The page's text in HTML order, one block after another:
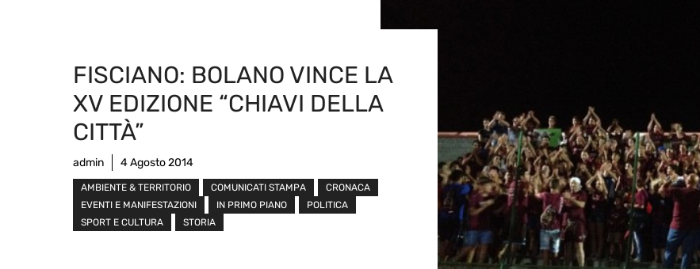
FISCIANO: BOLANO VINCE LA
XV EDIZIONE “CHIAVI DELLA
CITTÀ”
admin 4 Agosto 2014
AMBIENTE & TERRITORIO COMUNICATI STAMPA
CRONACA
EVENTI E MANIFESTAZIONI
IN PRIMO PIANO
POLITICA
SPORT E CULTURA
STORIA